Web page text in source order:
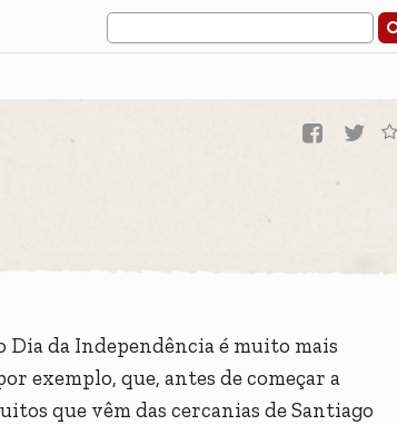
Dia da Independência é muito mais
exemplo, que, antes de começar a
que vêm das cercanias de Santiago